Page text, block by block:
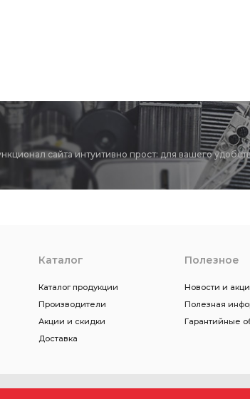
сайта интуитивно прост: для вашего
Каталог
Каталог продукции
Производители
Акции и скидки
Доставка
Полезное
Новости и
Полезная
Гарантийные